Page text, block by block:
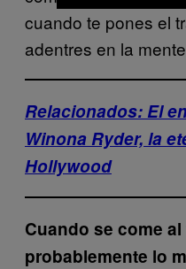
cuando te pones el
adentres en la
Relacionados: El
Winona Ryder, la
Hollywood
Cuando se come
probablemente lo